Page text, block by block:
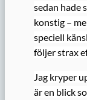
sedan hade
konstig –
speciell
följer strax
Jag kryper
är en blick